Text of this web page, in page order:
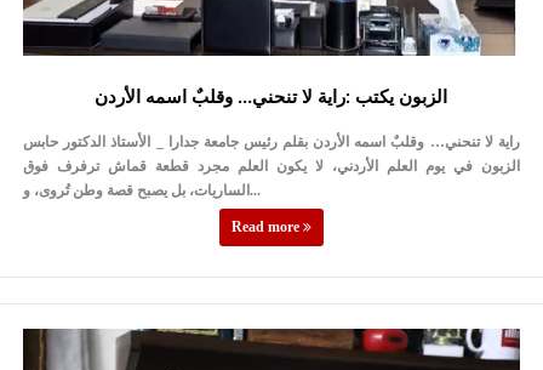
الزبون يكتب :راية لا تنحني… وقلبٌ اسمه الأردن
راية لا تنحني… وقلبٌ اسمه الأردن بقلم رئيس جامعة جدارا _ الأستاذ الدكتور حابس
الزبون في يوم العلم الأردني، لا يكون العلم مجرد قطعة قماش ترفرف فوق
الساريات، بل يصبح قصة وطن تُروى، و...
Read more